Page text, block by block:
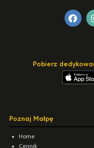
Pobierz
Poznaj Małpę
Home
Cennik